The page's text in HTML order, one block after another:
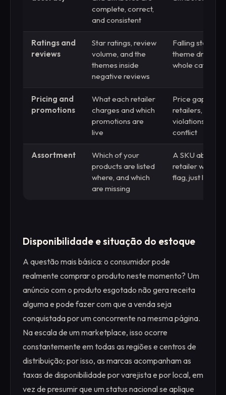
complete, correct,
and consistent
Ratings and
reviews
Star ratings, review
volume, and the
themes inside
negative reviews
Falling stars or
theme
whole catalog
Pricing and
promotions
What each retailer
charges and which
promotions are
live
Price gaps
retailers, MAP
violations,
conflict
Assortment
Which of your
products are listed
where, and which
are missing
A SKU absent
retailer with no
flag, just lost
Disponibilidade e situação do estoque
A questão mais básica: o consumidor pode
realmente comprar o produto neste momento? Um
anúncio com o produto esgotado não gera receita
alguma e pode fazer com que a venda seja
conquistada por um concorrente na mesma página.
Na escala de um marketplace, isso ocorre
constantemente em todas as regiões e centros de
distribuição; por isso, as marcas acompanham as
taxas de disponibilidade por varejista e por local, em
vez de presumir que um status nacional se aplique